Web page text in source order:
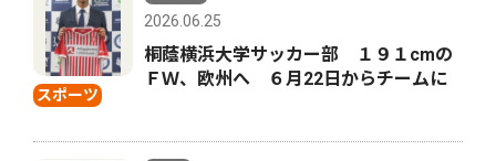
スポーツ
2026.06.25
桐蔭横浜大学サッカー部 １９１cmの
ＦＷ、欧州へ ６月22日からチームに